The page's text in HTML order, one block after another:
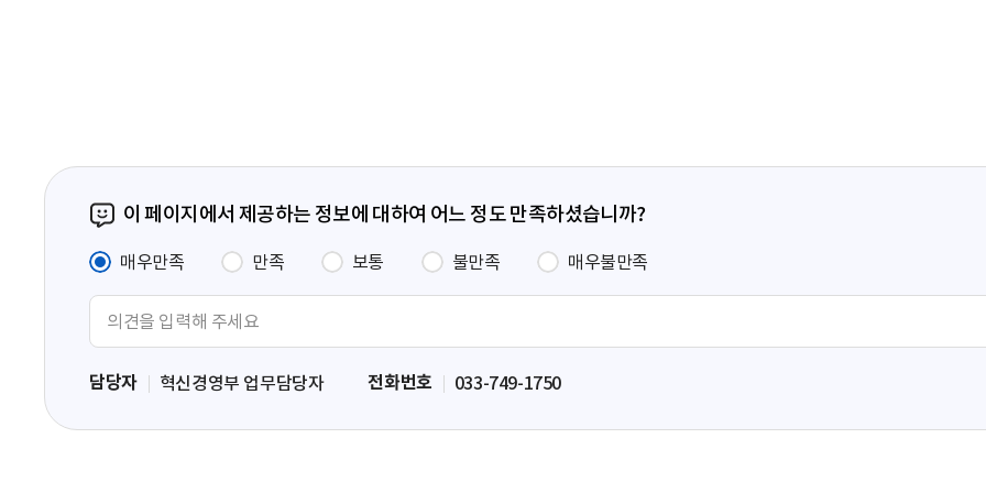
이 페이지에서 제공하는 정보에 대하여 어느 정도 만족하셨습니까?
매우만족 만족 보통 불만족 매우불만족
력
담당자 혁신경영부 업무담당자 전화번호 033-749-1750